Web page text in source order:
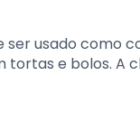
ser usado como
e bolos. A